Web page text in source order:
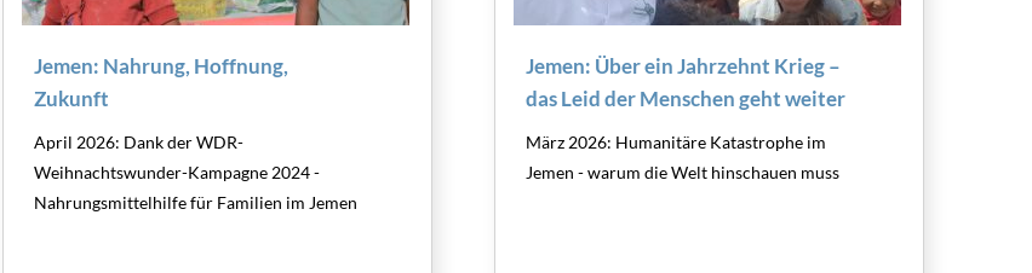
Jemen: Nahrung, Hoffnung,
Zukunft
April 2026: Dank der WDR-
Weihnachtswunder-Kampagne 2024 -
Nahrungsmittelhilfe für Familien im Jemen
Jemen: Über ein Jahrzehnt Krieg –
das Leid der Menschen geht weiter
März 2026: Humanitäre Katastrophe im
Jemen - warum die Welt hinschauen muss